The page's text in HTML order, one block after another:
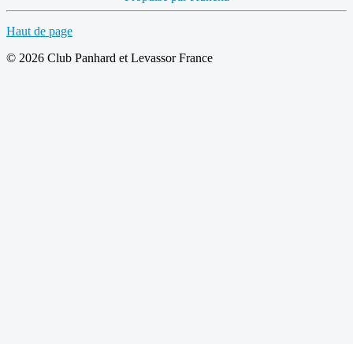
Haut de page
© 2026 Club Panhard et Levassor France